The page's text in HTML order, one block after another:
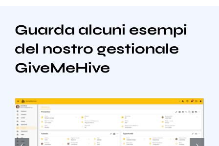
Guarda alcuni esempi
del nostro gestionale
GiveMeHive